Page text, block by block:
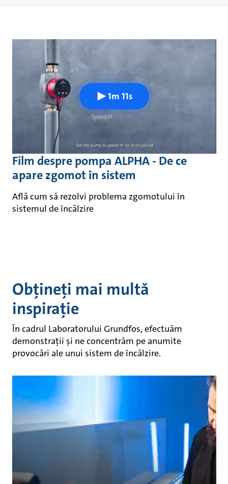
Film despre pompa ALPHA - De ce
apare zgomot în sistem
Află cum să rezolvi problema zgomotului în
sistemul de încălzire
1m 11s
Obțineți mai multă
inspirație
În cadrul Laboratorului Grundfos, efectuăm
demonstrații și ne concentrăm pe anumite
provocări ale unui sistem de încălzire.